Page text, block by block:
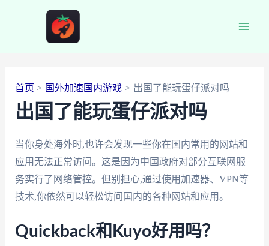
首页 国外加速国内游戏 出国了能玩蛋仔派对吗
出国了能玩蛋仔派对吗
当你身处海外时,也许会发现一些你在国内常用的网站和
应用无法正常访问。这是因为中国政府对部分互联网服
务实行了网络管控。但别担心,通过使用加速器、VPN等
技术,你依然可以轻松访问国内的各种网站和应用。
Quickback和Kuyo好用吗？